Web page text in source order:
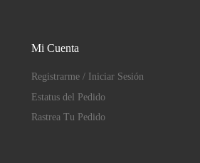
Mi Cuenta
Registrarme / Iniciar Sesión
Estatus del Pedido
Rastrea Tu Pedido